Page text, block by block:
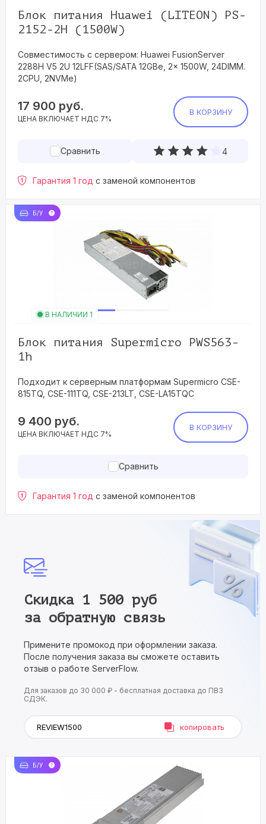
Блок питания Huawei (LITEON) PS-
2152-2H (1500W)
Совместимость с сервером: Huawei FusionServer
2288H V5 2U 12LFF(SAS/SATA 12GBe, 2x 1500W, 24DIMM.
2CPU, 2NVMe)
17 900 руб.
ЦЕНА ВКЛЮЧАЕТ НДС 7%
В КОРЗИНУ
Сравнить 4
Гарантия 1 год с заменой компонентов
Б/У
В НАЛИЧИИ 1
Блок питания Supermicro PWS563-
1h
Подходит к серверным платформам Supermicro CSE-
815TQ, CSE-111TQ, CSE-213LT, CSE-LA15TQC
9 400 руб.
ЦЕНА ВКЛЮЧАЕТ НДС 7%
В КОРЗИНУ
Сравнить
Гарантия 1 год с заменой компонентов
Скидка 1 500 руб
за обратную связь
Примените промокод при оформлении заказа.
После получения заказа вы сможете оставить
отзыв о работе ServerFlow.
Для заказов до 30 000 ₽ - бесплатная доставка до ПВЗ
СДЭК.
копировать
Б/У